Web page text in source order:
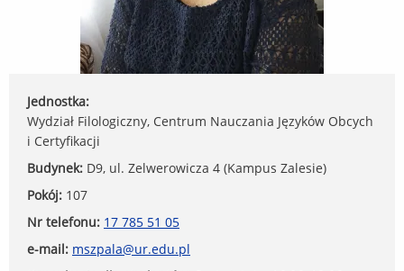
Jednostka:
Wydział Filologiczny, Centrum Nauczania Języków Obcych
i Certyfikacji
Budynek: D9, ul. Zelwerowicza 4 (Kampus Zalesie)
Pokój: 107
Nr telefonu: 17 785 51 05
e-mail: mszpala@ur.edu.pl